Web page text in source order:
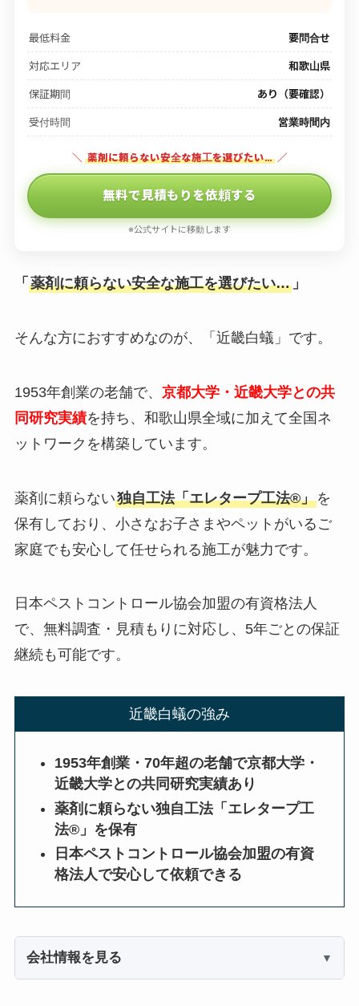
最低料金 要問合せ
対応エリア 和歌山県
保証期間 あり（要確認）
受付時間 営業時間内
＼ 薬剤に頼らない安全な施工を選びたい… ／
無料で見積もりを依頼する
※公式サイトに移動します
「 薬剤に頼らない安全な施工を選びたい…」
そんな方におすすめなのが、「近畿白蟻」です。
1953年創業の老舗で、 京都大学・近畿大学との共
同研究実績を持ち、和歌山県全域に加えて全国ネ
ットワークを構築しています。
薬剤に頼らない独自工法「エレタープ工法®」を
保有しており、小さなお子さまやペットがいるご
家庭でも安心して任せられる施工が魅力です。
日本ペストコントロール協会加盟の有資格法人
で、無料調査・見積もりに対応し、5年ごとの保証
継続も可能です。
近畿白蟻の強み
1953年創業・70年超の老舗で京都大学・
近畿大学との共同研究実績あり
薬剤に頼らない独自工法「エレタープ工
法®」を保有
日本ペストコントロール協会加盟の有資
格法人で安心して依頼できる
会社情報を見る